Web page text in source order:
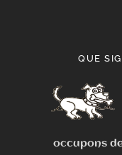
QUE
occupons